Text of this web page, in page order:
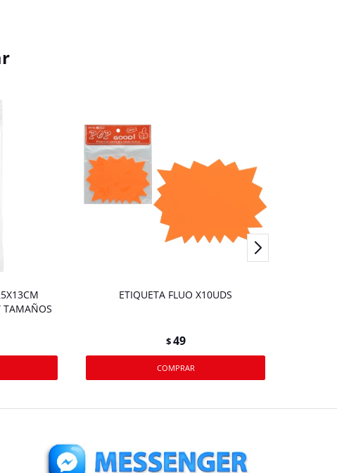
TAMAÑOS
ETIQUETA FLUO X10UDS
$49